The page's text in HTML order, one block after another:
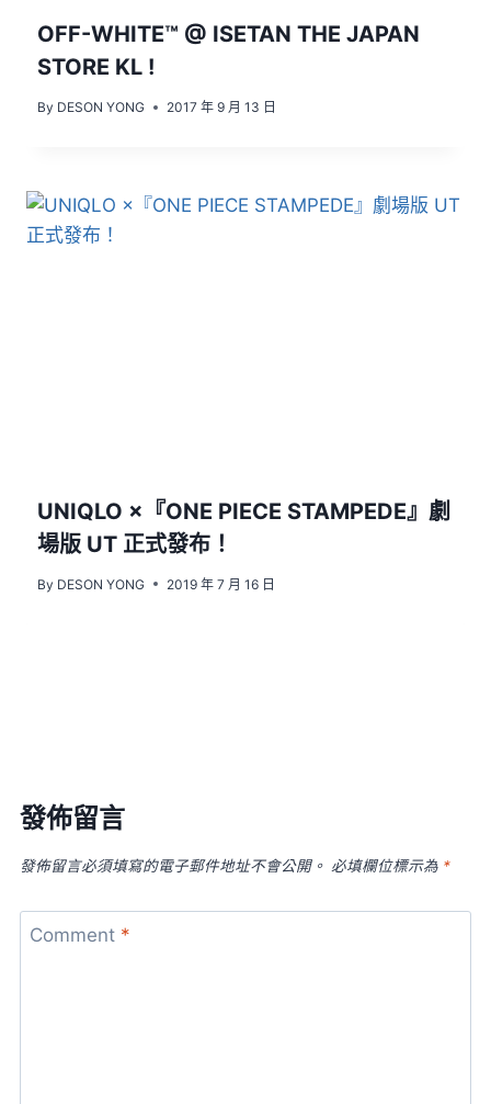
OFF-WHITE™ @ ISETAN THE JAPAN
STORE KL !
By DESON YONG 2017 年 9 月 13 日
UNIQLO ×『ONE PIECE STAMPEDE』劇
場版 UT 正式發布！
By DESON YONG 2019 年 7 月 16 日
發佈留言
發佈留言必須填寫的電子郵件地址不會公開。 必填欄位標示為 *
Comment *